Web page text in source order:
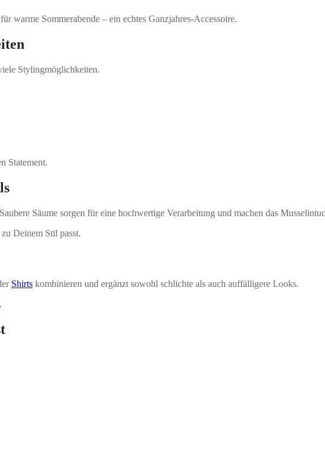
warme Sommerabende – ein echtes Ganzjahres-Accessoire.
Stylingmöglichkeiten.
Statement.
Säume sorgen für eine hochwertige Verarbeitung und machen das
Deinem Stil passt.
Shirts kombinieren und ergänzt sowohl schlichte als auch auffälligere Looks.
.